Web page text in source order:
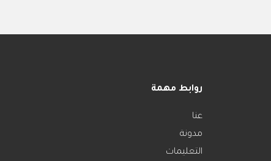
روابط مهمة
عنا
مدونة
التعليمات